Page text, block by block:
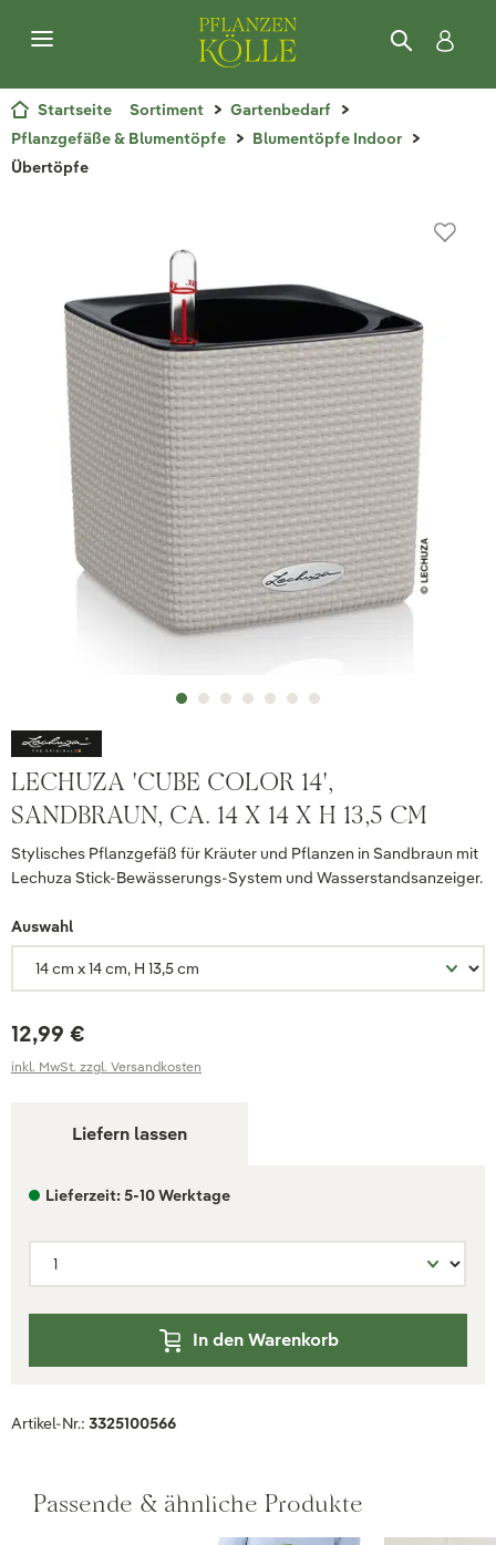
Startseite Sortiment
Gartenbedarf
Pflanzgefäße & Blumentöpfe
Blumentöpfe Indoor
Übertöpfe
LECHUZA 'CUBE COLOR 14',
SANDBRAUN, CA. 14 X 14 X H 13,5 CM
Stylisches Pflanzgefäß für Kräuter und Pflanzen in Sandbraun mit
Lechuza Stick-Bewässerungs-System und Wasserstandsanzeiger.
Auswahl
12,99 €
inkl. MwSt. zzgl. Versandkosten
Liefern lassen
Lieferzeit: 5-10 Werktage
In den Warenkorb
Artikel-Nr.: 3325100566
Passende & ähnliche Produkte